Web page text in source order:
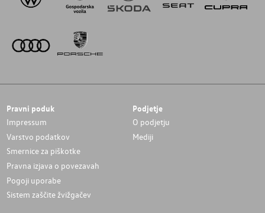
Pravni poduk
Impressum
Varstvo podatkov
Smernice za piškotke
Pravna izjava o povezavah
Pogoji uporabe
Sistem zaščite žvižgačev
Podjetje
O podjetju
Mediji